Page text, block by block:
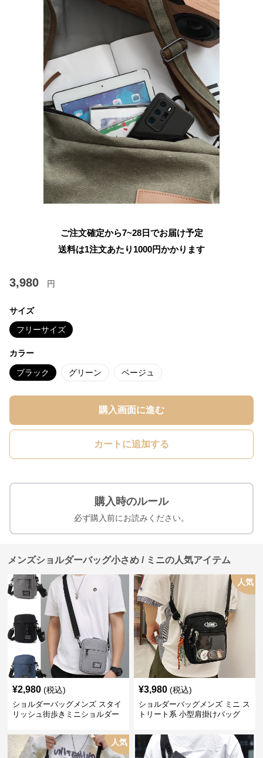
ご注文確定から7~28日でお届け予定
送料は1注文あたり 1000円かかります
3,980 円
サイズ
フリーサイズ
カラー
ブラック グリーン ベージュ
購入画面に進む
カートに追加する
購入時のルール
必ず購入前にお読みください。
メンズショルダーバッグ小さめ / ミニの人気アイテム
¥2,980 (税込)
ショルダーバッグメンズ スタイ
リッシュ街歩きミニショルダー
人気
¥3,980 (税込)
ショルダーバッグメンズ ミニ ス
トリート系 小型肩掛けバッグ
人気